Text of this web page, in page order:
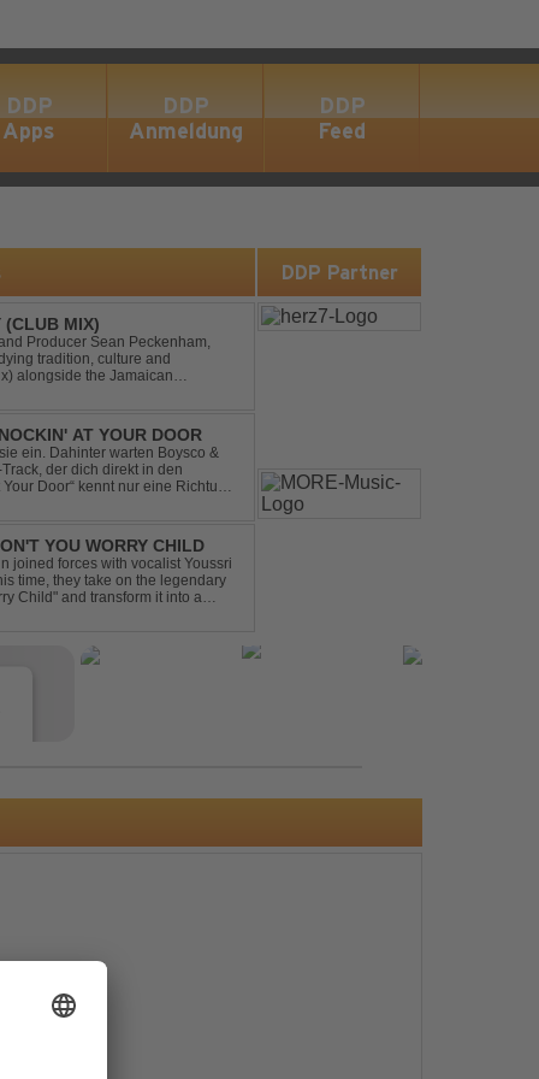
DDP
Apps
DDP
Anmeldung
DDP
Feed
(CLUB MIX)
Producer Sean Peckenham,
tradition, culture and
alongside the Jamaican
AT YOUR DOOR
ein. Dahinter warten Boysco &
der dich direkt in den
Door“ kennt nur eine Richtung:
YOU WORRY CHILD
joined forces with vocalist Youssri
time, they take on the legendary
Child" and transform it into a
DDP Partner